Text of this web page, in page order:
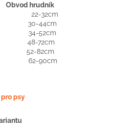
hrudník
32cm
44cm
52cm
72cm
82cm
90cm
pro psy